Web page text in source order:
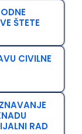
ŠTETE
CIVILNE
RAD